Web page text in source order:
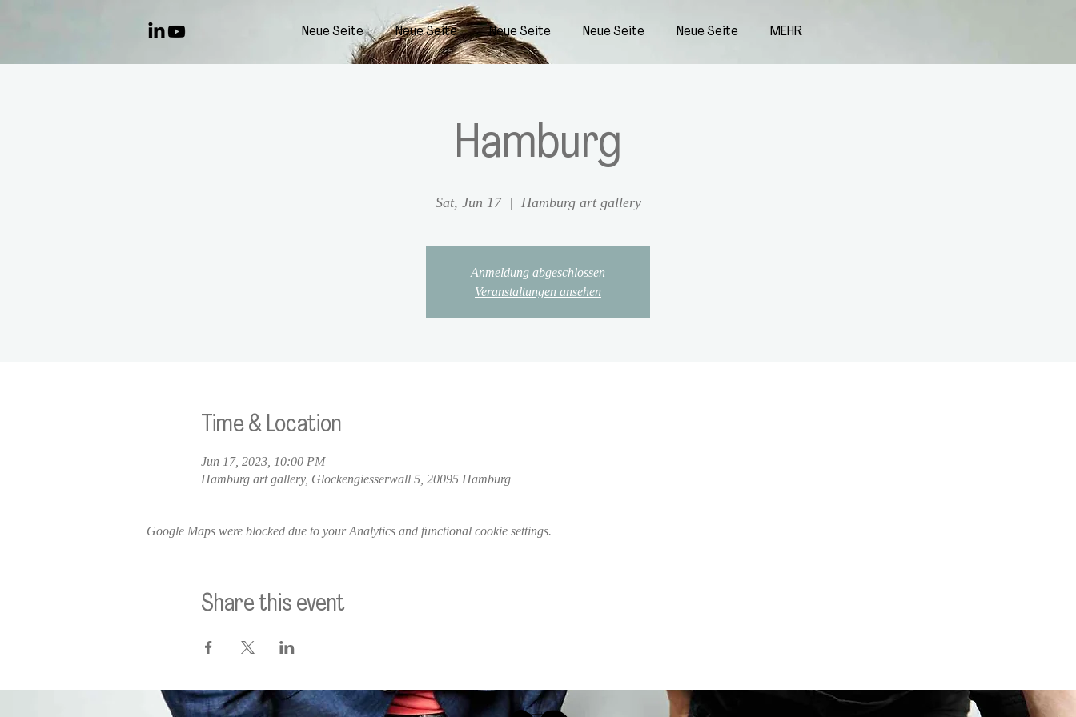
Neue Seite Neue Seite Neue Seite Neue Seite Neue Seite MEHR
Hamburg
Sat, Jun 17
  |
Hamburg art gallery
Anmeldung abgeschlossen
Veranstaltungen ansehen
Time & Location
Jun 17, 2023, 10:00 PM
Hamburg art gallery, Glockengiesserwall 5, 20095 Hamburg
Google Maps were blocked due to your Analytics and functional cookie settings.
Share this event